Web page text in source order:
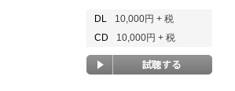
DL
10,000円 + 税
CD
10,000円 + 税